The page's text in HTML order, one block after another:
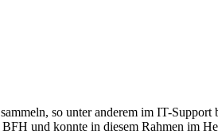
so unter anderem im IT-Support
und konnte in diesem Rahmen im